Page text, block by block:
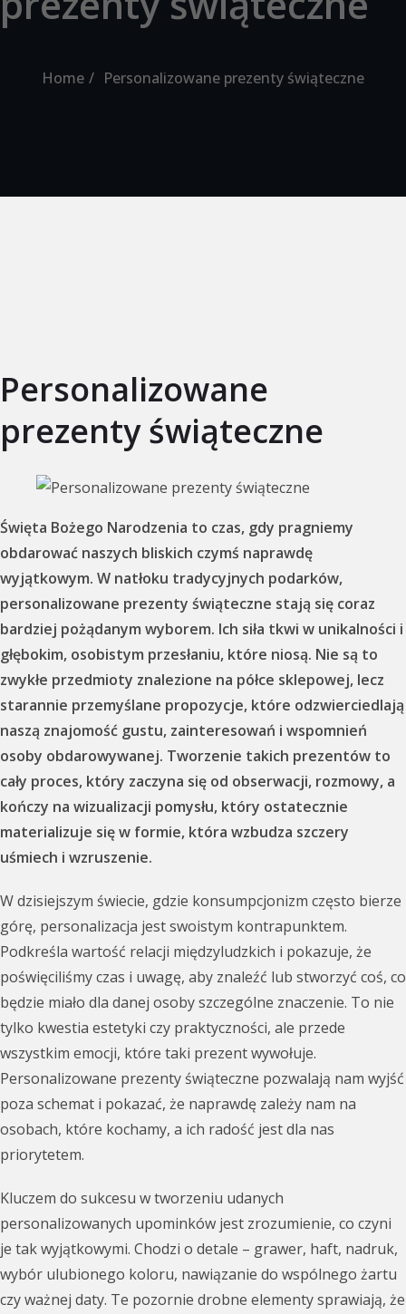
Home Personalizowane prezenty świąteczne
Personalizowane
prezenty świąteczne
Święta Bożego Narodzenia to czas, gdy pragniemy
obdarować naszych bliskich czymś naprawdę
wyjątkowym. W natłoku tradycyjnych podarków,
personalizowane prezenty świąteczne stają się coraz
bardziej pożądanym wyborem. Ich siła tkwi w unikalności i
głębokim, osobistym przesłaniu, które niosą. Nie są to
zwykłe przedmioty znalezione na półce sklepowej, lecz
starannie przemyślane propozycje, które odzwierciedlają
naszą znajomość gustu, zainteresowań i wspomnień
osoby obdarowywanej. Tworzenie takich prezentów to
cały proces, który zaczyna się od obserwacji, rozmowy, a
kończy na wizualizacji pomysłu, który ostatecznie
materializuje się w formie, która wzbudza szczery
uśmiech i wzruszenie.
W dzisiejszym świecie, gdzie konsumpcjonizm często bierze
górę, personalizacja jest swoistym kontrapunktem.
Podkreśla wartość relacji międzyludzkich i pokazuje, że
poświęciliśmy czas i uwagę, aby znaleźć lub stworzyć coś, co
będzie miało dla danej osoby szczególne znaczenie. To nie
tylko kwestia estetyki czy praktyczności, ale przede
wszystkim emocji, które taki prezent wywołuje.
Personalizowane prezenty świąteczne pozwalają nam wyjść
poza schemat i pokazać, że naprawdę zależy nam na
osobach, które kochamy, a ich radość jest dla nas
priorytetem.
Kluczem do sukcesu w tworzeniu udanych
personalizowanych upominków jest zrozumienie, co czyni
je tak wyjątkowymi. Chodzi o detale – grawer, haft, nadruk,
wybór ulubionego koloru, nawiązanie do wspólnego żartu
czy ważnej daty. Te pozornie drobne elementy sprawiają, że